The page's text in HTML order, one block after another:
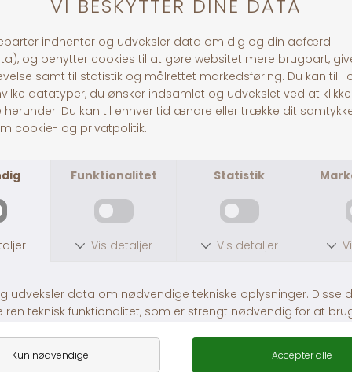
Halsbånd Monte Carlo 45 cm.
DKK 199,00
H.HB Softie Deluxe 40, brun